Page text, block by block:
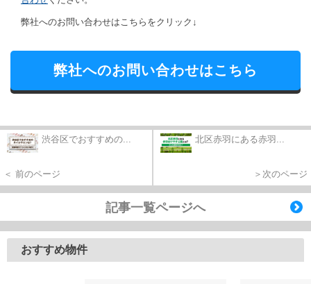
弊社へのお問い合わせはこちらをクリック↓
弊社へのお問い合わせはこちら
渋谷区でおすすめの...
＜ 前のページ
北区赤羽にある赤羽...
＞次のページ
記事一覧ページへ
おすすめ物件